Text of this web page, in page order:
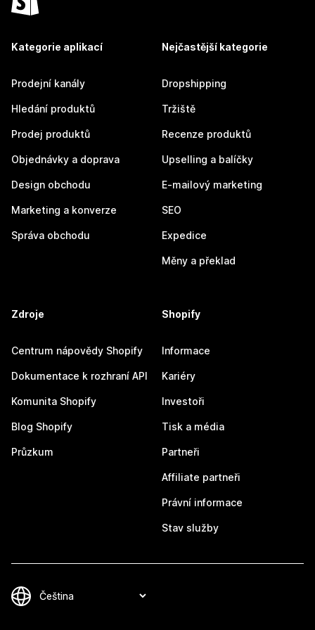
Kategorie aplikací
Prodejní kanály
Hledání produktů
Prodej produktů
Objednávky a doprava
Design obchodu
Marketing a konverze
Správa obchodu
Nejčastější kategorie
Dropshipping
Tržiště
Recenze produktů
Upselling a balíčky
E-mailový marketing
SEO
Expedice
Měny a překlad
Zdroje
Centrum nápovědy Shopify
Dokumentace k rozhraní API
Komunita Shopify
Blog Shopify
Průzkum
Shopify
Informace
Kariéry
Investoři
Tisk a média
Partneři
Affiliate partneři
Právní informace
Stav služby